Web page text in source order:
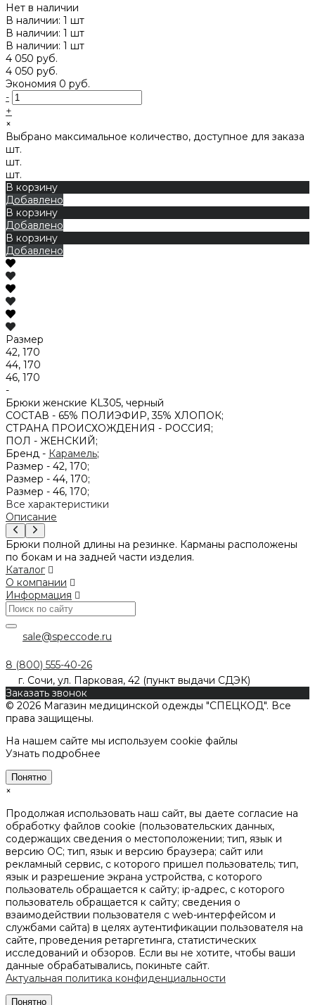
Нет в наличии
В наличии: 1 шт
В наличии: 1 шт
В наличии: 1 шт
4 050 руб.
4 050 руб.
Экономия 0 руб.
-
+
×
Выбрано максимальное количество, доступное для заказа
шт.
шт.
шт.
В корзину
Добавлено
В корзину
Добавлено
В корзину
Добавлено
Размер
42, 170
44, 170
46, 170
-
Брюки женские KL305, черный
СОСТАВ - 65% ПОЛИЭФИР, 35% ХЛОПОК;
СТРАНА ПРОИСХОЖДЕНИЯ - РОССИЯ;
ПОЛ - ЖЕНСКИЙ;
Бренд - Карамель;
Размер - 42, 170;
Размер - 44, 170;
Размер - 46, 170;
Все характеристики
Описание
Брюки полной длины на резинке. Карманы расположены
по бокам и на задней части изделия.
Каталог
О компании
Информация
sale@speccode.ru
8 (800) 555-40-26
г. Сочи, ул. Парковая, 42 (пункт выдачи СДЭК)
Заказать звонок
© 2026 Магазин медицинской одежды "СПЕЦКОД". Все
права защищены.
На нашем сайте мы используем cookie файлы
Узнать подробнее
Понятно
×
Продолжая использовать наш сайт, вы даете согласие на
обработку файлов cookie (пользовательских данных,
содержащих сведения о местоположении; тип, язык и
версию ОС; тип, язык и версию браузера; сайт или
рекламный сервис, с которого пришел пользователь; тип,
язык и разрешение экрана устройства, с которого
пользователь обращается к сайту; ip-адрес, с которого
пользователь обращается к сайту; сведения о
взаимодействии пользователя с web-интерфейсом и
службами сайта) в целях аутентификации пользователя на
сайте, проведения ретаргетинга, статистических
исследований и обзоров. Если вы не хотите, чтобы ваши
данные обрабатывались, покиньте сайт.
Актуальная политика конфиденциальности
Понятно